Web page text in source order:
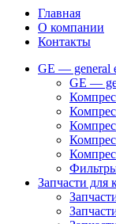
Главная
О компании
Контакты
GE — general
GE —
Запчасти для